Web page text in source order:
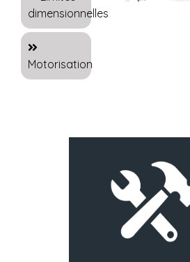
dimensionnelles
Motorisation